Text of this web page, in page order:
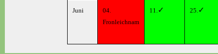
Juni
04.
Fronleichnam
11.✓ 25.✓